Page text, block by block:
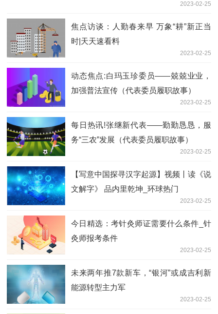
2023-02-25
焦点访谈：人勤春来早 万象“耕”新正当
时|天天速看料
2023-02-25
动态焦点:白玛玉珍委员——兢兢业业，
加强普法宣传（代表委员履职故事）
2023-02-25
每日热讯!张继新代表——勤勤恳恳，服
务“三农”发展（代表委员履职故事）
2023-02-25
【写意中国探寻汉字起源】视频丨读《说
文解字》 品内里乾坤_环球热门
2023-02-25
今日精选：考针灸师证需要什么条件_针
灸师报考条件
2023-02-25
未来两年推7款新车，“银河”或成吉利新
能源转型主力军
2023-02-25